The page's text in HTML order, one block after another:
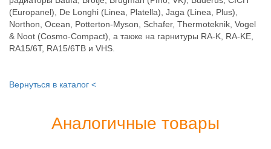
(Europanel), De Longhi (Linea, Platella), Jaga (Linea, Plus),
Northon, Ocean, Potterton-Myson, Schafer, Thermoteknik, Vogel
& Noot (Cosmo-Compact), а также на гарнитуры RA-K, RA-KE,
RA15/6T, RA15/6TB и VHS.
Вернуться в каталог <
Аналогичные товары